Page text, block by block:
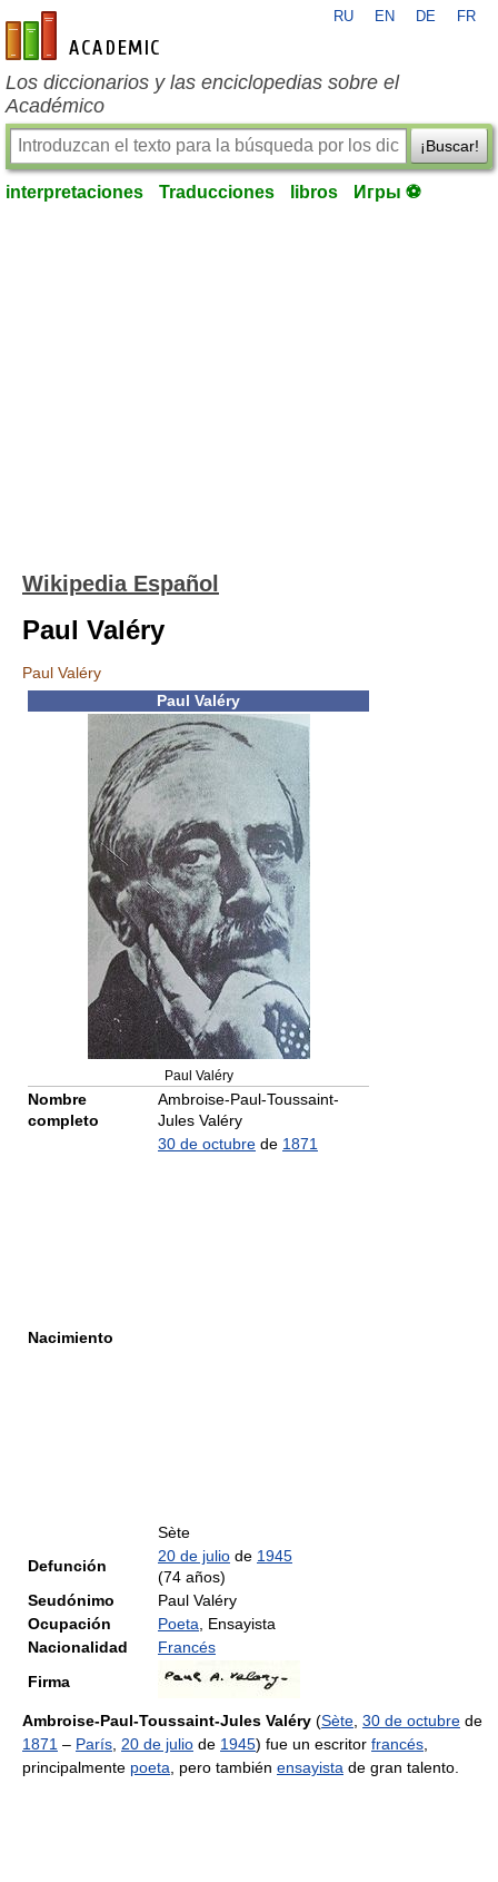
es-academic.com
RU EN DE FR
Los diccionarios y las enciclopedias sobre el
Académico
¡Buscar!
interpretaciones Traducciones libros Игры ⚽
Wikipedia Español
Paul Valéry
Paul Valéry
Paul Valéry
Paul Valéry
Nombre
completo
Ambroise-Paul-Toussaint-
Jules Valéry
Nacimiento
30 de octubre de 1871
Sète
Defunción
20 de julio de 1945
(74 años)
Seudónimo
Paul Valéry
Ocupación
Poeta , Ensayista
Nacionalidad
Francés
Firma
Ambroise-Paul-Toussaint-Jules Valéry (Sète 30 de octubre de
1871 – París 20 de julio de 1945) fue un escritor francés
principalmente poeta , pero también ensayista de gran talento.